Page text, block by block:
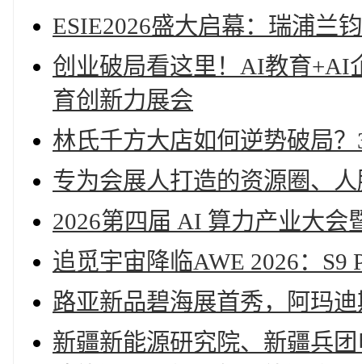
ESIE2026盛大启幕：瑞浦兰
创业破局看这里！AI教育+AI
育创新力展会
林氏千方大店如何逆势破局
专为会展人打造的资源圈、
2026第四届 AI 算力产业大会
追觅宇宙降临AWE 2026：
路亚新品碧海展首秀，阿玛
新疆新能源研究院、新疆兵